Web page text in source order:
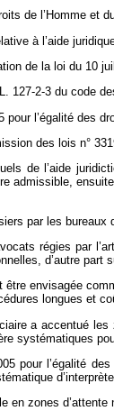
de l’Homme et
à l’aide
de la loi du 10
127-2-3 du code
pour l’égalité des
des lois n°
de l’aide
admissible,
par les bureaux
régies par
d’autre
être envisagée
longues et
a accentué
systématiques
pour l’égalité
en zones